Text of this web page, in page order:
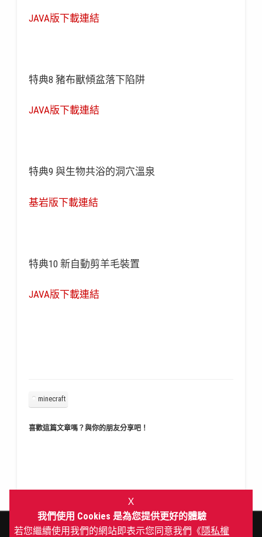
JAVA版下載連結
特典8 豬布獸傾盆落下陷阱
JAVA版下載連結
特典9 與生物共浴的洞穴溫泉
基岩版下載連結
特典10 新自動剪羊毛裝置
JAVA版下載連結
minecraft
喜歡這篇文章嗎？與你的朋友分享吧！
©2026 GameChannel 遊戲頻道 |聯絡我們
Ｘ
我們使用 Cookies 是為您提供更好的體驗
若您繼續使用我們的網站即表示您同意我們《隱私權